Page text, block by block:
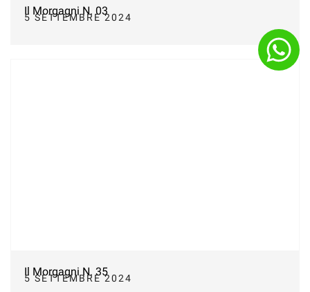
Il Morgagni N. 03
5 SETTEMBRE 2024
Il Morgagni N. 35
5 SETTEMBRE 2024